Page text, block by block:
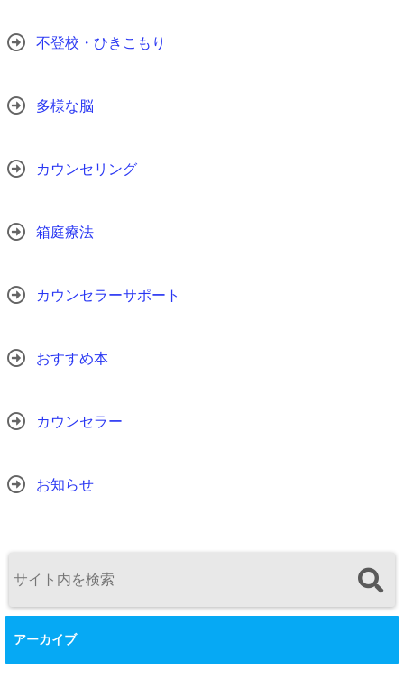
不登校・ひきこもり
多様な脳
カウンセリング
箱庭療法
カウンセラーサポート
おすすめ本
カウンセラー
お知らせ
アーカイブ